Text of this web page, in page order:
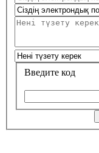
Введите код